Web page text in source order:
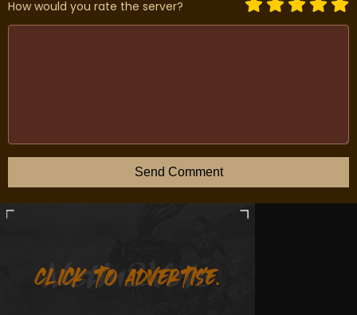
How would you rate the server?
Send Comment